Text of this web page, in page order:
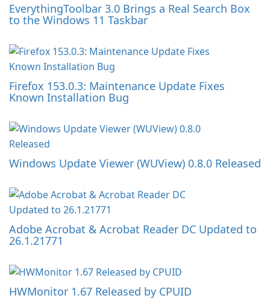
EverythingToolbar 3.0 Brings a Real Search Box
to the Windows 11 Taskbar
Firefox 153.0.3: Maintenance Update Fixes
Known Installation Bug
Windows Update Viewer (WUView) 0.8.0 Released
Adobe Acrobat & Acrobat Reader DC Updated to
26.1.21771
HWMonitor 1.67 Released by CPUID